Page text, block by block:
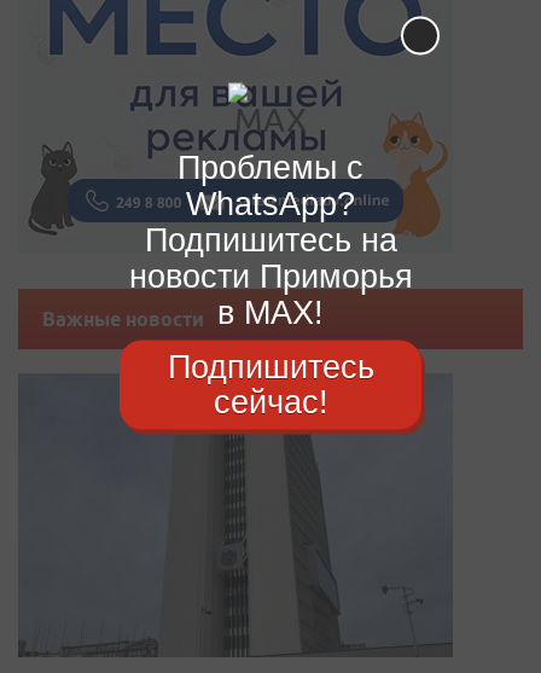
Важные новости
Проблемы с
WhatsApp?
Подпишитесь на
новости Приморья
в MAX!
Подпишитесь
сейчас!